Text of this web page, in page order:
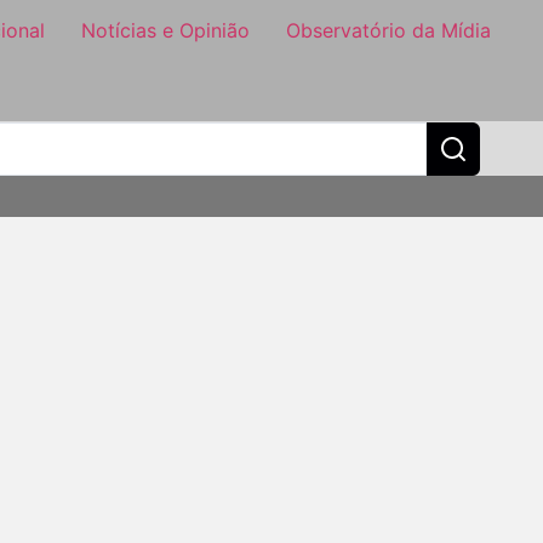
Notícias e Opinião Observatório da Mídia